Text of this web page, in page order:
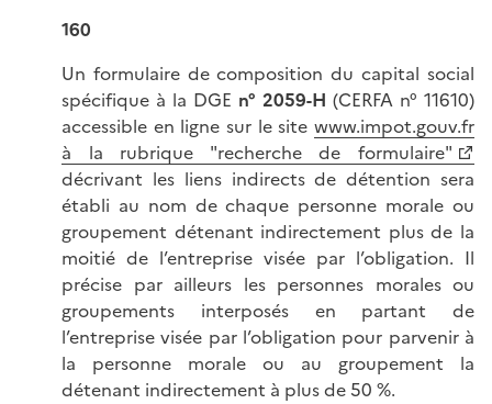
160
Un formulaire de composition du capital social
spécifique à la DGE n° 2059-H (CERFA n° 11610)
accessible en ligne sur le site www.impot.gouv.fr
à la rubrique "recherche de formulaire"
décrivant les liens indirects de détention sera
établi au nom de chaque personne morale ou
groupement détenant indirectement plus de la
moitié de l’entreprise visée par l’obligation. Il
précise par ailleurs les personnes morales ou
groupements interposés en partant de
l’entreprise visée par l’obligation pour parvenir à
la personne morale ou au groupement la
détenant indirectement à plus de 50 %.